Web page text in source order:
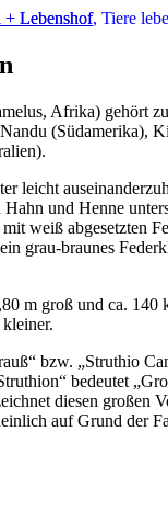
Afrika) gehört
(Südamerika),
leicht
und Henne
weiß abgesetzten
grau-braunes
m groß und ca. 140
bzw. „Struthio
bedeutet
diesen großen
auf Grund der